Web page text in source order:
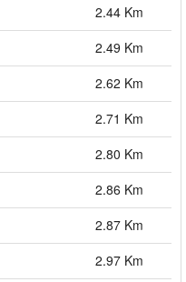
2.44 Km
2.49 Km
2.62 Km
2.71 Km
2.80 Km
2.86 Km
2.87 Km
2.97 Km